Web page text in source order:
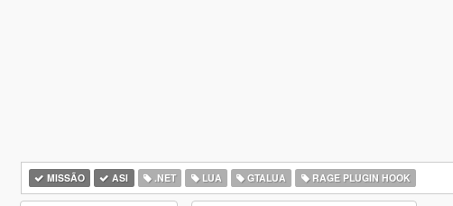
MISSÃO ASI .NET LUA GTALUA RAGE PLUGIN HOOK